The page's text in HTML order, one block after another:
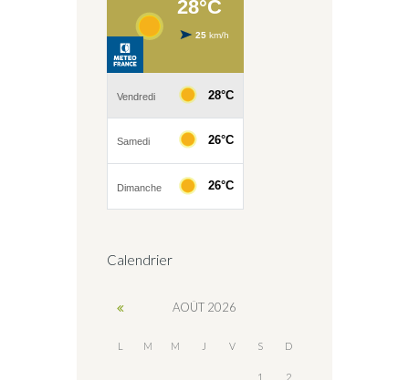
Calendrier
AOÛT 2026
L M M J V S D
1 2